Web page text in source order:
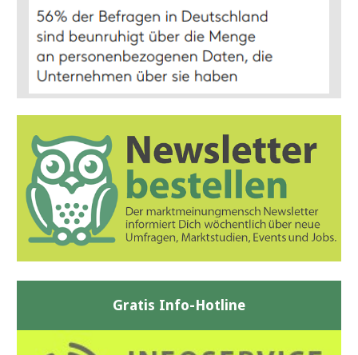
Gratis Info-Hotline